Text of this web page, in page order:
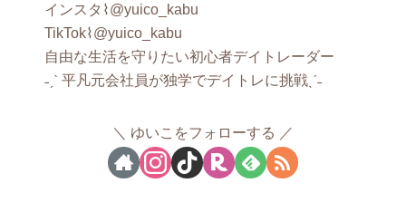
インスタ⌇@yuico_kabu
TikTok⌇@yuico_kabu
自由な生活を守りたい初心者デイトレーダー
˗ˏˋ 平凡元会社員が独学でデイトレに挑戦ˎˊ˗
ゆいこをフォローする